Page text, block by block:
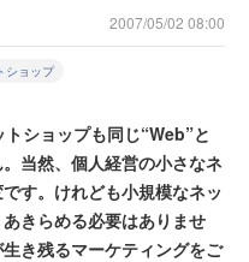
2007/05/02 08:00
ショップ
ショップも同じ“Web”と
当然、個人経営の小さなネ
す。けれども小規模なネッ
きらめる必要はありませ
き残るマーケティングをご